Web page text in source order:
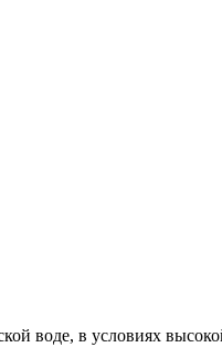
воде, в условиях